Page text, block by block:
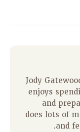
Jody
enjoys
and
does lots of
and